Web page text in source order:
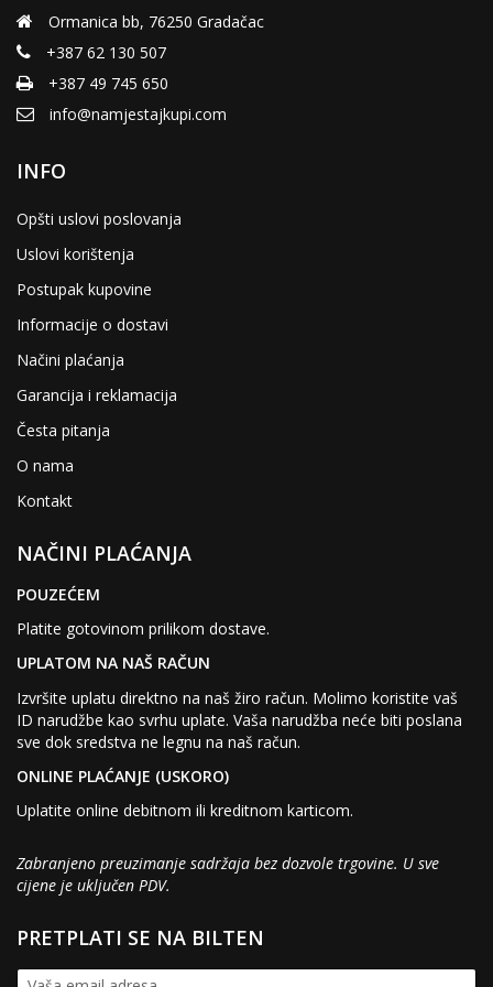
Ormanica bb, 76250 Gradačac
+387 62 130 507
+387 49 745 650
info@namjestajkupi.com
INFO
Opšti uslovi poslovanja
Uslovi korištenja
Postupak kupovine
Informacije o dostavi
Načini plaćanja
Garancija i reklamacija
Česta pitanja
O nama
Kontakt
NAČINI PLAĆANJA
POUZEĆEM
Platite gotovinom prilikom dostave.
UPLATOM NA NAŠ RAČUN
Izvršite uplatu direktno na naš žiro račun. Molimo koristite vaš
ID narudžbe kao svrhu uplate. Vaša narudžba neće biti poslana
sve dok sredstva ne legnu na naš račun.
ONLINE PLAĆANJE (USKORO)
Uplatite online debitnom ili kreditnom karticom.
Zabranjeno preuzimanje sadržaja bez dozvole trgovine. U sve
cijene je uključen PDV.
PRETPLATI SE NA BILTEN